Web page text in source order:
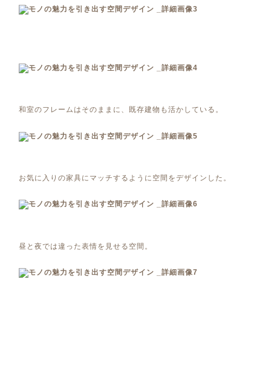
和室のフレームはそのままに、既存建物も活かしている。
お気に入りの家具にマッチするように空間をデザインした。
昼と夜では違った表情を見せる空間。